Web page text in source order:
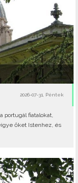
2026-07-31, Péntek
portugál fiatalokat,
őket Istenhez, és